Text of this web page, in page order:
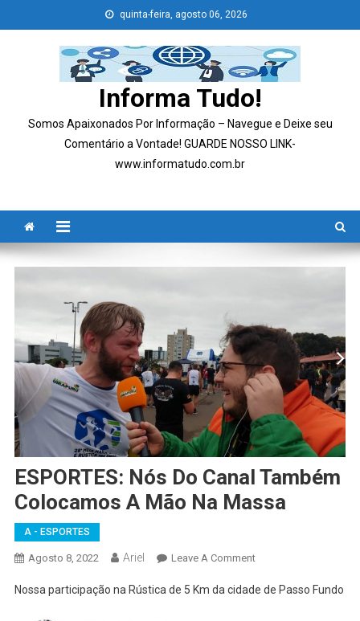
to
quinta-feira, agosto 06, 2026
Informa Tudo!
Somos Apaixonados Por Informação – Navegue e Deixe seu
Comentário a Vontade! GUARDE NOSSO LINK-
www.informatudo.com.br
ESPORTES: Nós Do Canal Também
Colocamos A Mão Na Massa
A - ESPORTES
Agosto 8, 2022 Ariel Leave A CommentOn
Nós
Nossa participação na Rústica de 5 Km da cidade de Passo Fundo